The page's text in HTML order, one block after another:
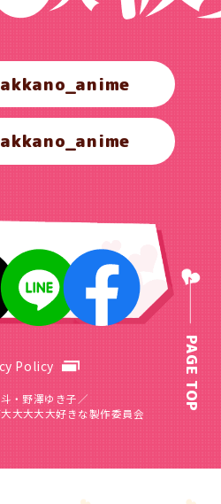
Policy
・野澤ゆき子／
大大大大好きな製作委員会
PAGE TOP